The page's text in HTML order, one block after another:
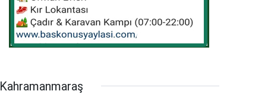
Kahramanmaraş